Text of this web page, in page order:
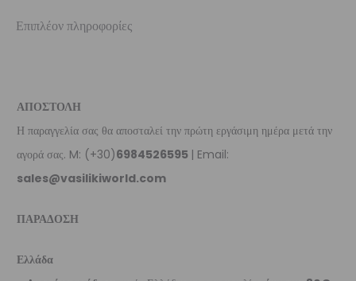
Επιπλέον πληροφορίες
ΑΠΟΣΤΟΛΗ
Η παραγγελία σας θα αποσταλεί την πρώτη εργάσιμη ημέρα μετά την
αγορά σας. M: (+30)6984526595 | Email:
sales@vasilikiworld.com
ΠΑΡΑΔΟΣΗ
Ελλάδα